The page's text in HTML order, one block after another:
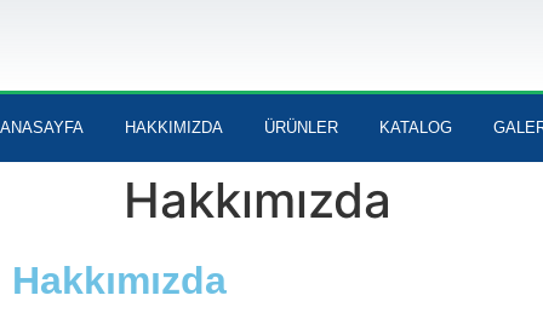
ANASAYFA HAKKIMIZDA ÜRÜNLER KATALOG
Hakkımızda
Hakkımızda